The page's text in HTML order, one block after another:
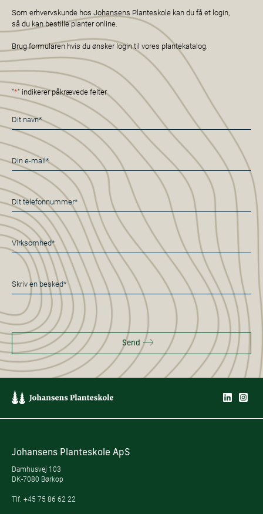
Som erhvervskunde hos Johansens Planteskole kan du få et login,
så du kan bestille planter online.
Brug formularen hvis du ønsker login til vores plantekatalog.
"*" indikerer påkrævede felter
Navn
*
E-
mail
*
Telefon
*
Virksomhed*
*
Besked
*
Send
Johansens Planteskole ApS
Damhusvej 103
DK-7080 Børkop
Tlf. +45 75 86 62 22